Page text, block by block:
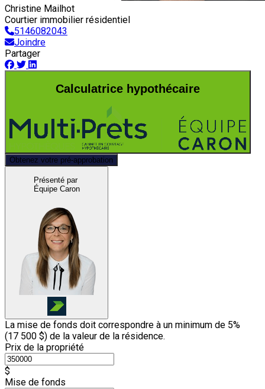
Christine Mailhot
Courtier immobilier résidentiel
5146082043
Joindre
Partager
Calculatrice hypothécaire
Obtenez votre pré-approbation
Présenté par
Équipe Caron
La mise de fonds doit correspondre à un minimum de 5%
(17 500 $) de la valeur de la résidence.
Prix de la propriété
$
Mise de fonds